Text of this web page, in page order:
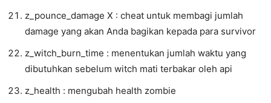
z_pounce_damage X : cheat untuk membagi jumlah
damage yang akan Anda bagikan kepada para survivor
z_witch_burn_time : menentukan jumlah waktu yang
dibutuhkan sebelum witch mati terbakar oleh api
z_health : mengubah health zombie